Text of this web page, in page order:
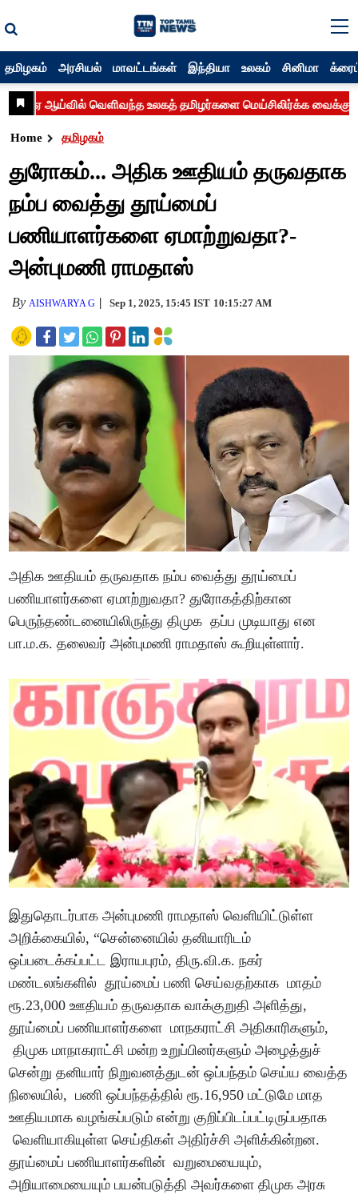
தமிழகம் அரசியல் மாவட்டங்கள் இந்தியா உலகம் சினிமா
Home தமிழகம்
துரோகம்... அதிக ஊதியம் தருவதாக
நம்ப வைத்து தூய்மைப்
பணியாளர்களை ஏமாற்றுவதா?-
அன்புமணி ராமதாஸ்
By AISHWARYA G Sep 1, 2025, 15:45 IST 10:15:27 AM
அதிக ஊதியம் தருவதாக நம்ப வைத்து தூய்மைப்
பணியாளர்களை ஏமாற்றுவதா? துரோகத்திற்கான
பெருந்தண்டனையிலிருந்து திமுக தப்ப முடியாது என
பா.ம.க. தலைவர் அன்புமணி ராமதாஸ் கூறியுள்ளார்.
இதுதொடர்பாக அன்புமணி ராமதாஸ் வெளியிட்டுள்ள
அறிக்கையில், “சென்னையில் தனியாரிடம்
ஒப்படைக்கப்பட்ட இராயபுரம், திரு.வி.க. நகர்
மண்டலங்களில் தூய்மைப் பணி செய்வதற்காக மாதம்
ரூ.23,000 ஊதியம் தருவதாக வாக்குறுதி அளித்து,
தூய்மைப் பணியாளர்களை மாநகராட்சி அதிகாரிகளும்,
திமுக மாநாகராட்சி மன்ற உறுப்பினர்களும் அழைத்துச்
சென்று தனியார் நிறுவனத்துடன் ஒப்பந்தம் செய்ய வைத்த
நிலையில், பணி ஒப்பந்தத்தில் ரூ.16,950 மட்டுமே மாத
ஊதியமாக வழங்கப்படும் என்று குறிப்பிடப்பட்டிருப்பதாக
வெளியாகியுள்ள செய்திகள் அதிர்ச்சி அளிக்கின்றன.
தூய்மைப் பணியாளர்களின் வறுமையையும்,
அறியாமையையும் பயன்படுத்தி அவர்களை திமுக அரசு